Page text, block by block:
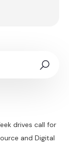
drives call for
and Digital